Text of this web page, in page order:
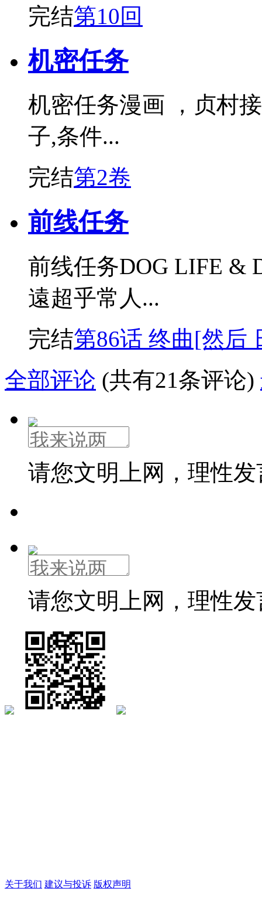
完结第10回
机密任务
机密任务漫画 ，贞村
子,条件...
完结第2卷
前线任务
前线任务DOG LIFE &
遠超乎常人...
完结第86话 终曲[然后
全部评论 (共有21条评论)
请您文明上网，理性
请您文明上网，理性
关于我们 建议与投诉 版权声明